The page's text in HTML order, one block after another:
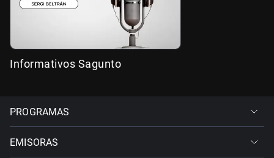
Informativos Sagunto
PROGRAMAS
EMISORAS